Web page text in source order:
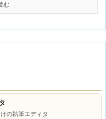
む
の執筆エディタ